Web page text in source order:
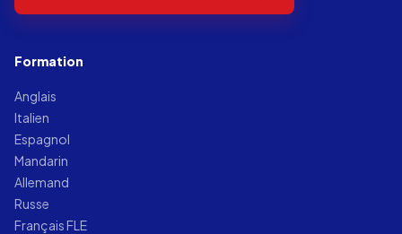
Formation
Anglais
Italien
Espagnol
Mandarin
Allemand
Russe
Français FLE